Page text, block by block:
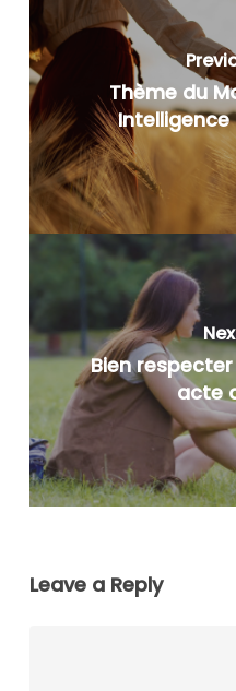
Thème du
Intelligence
Bien
acte
Leave a Reply